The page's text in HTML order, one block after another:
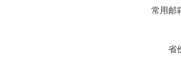
常用邮
省